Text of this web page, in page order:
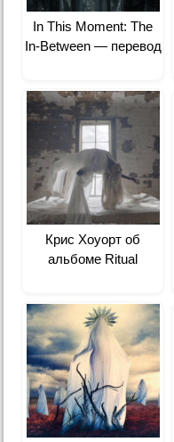
In This Moment: The
In-Between — перевод
Крис Хоуорт об
альбоме Ritual